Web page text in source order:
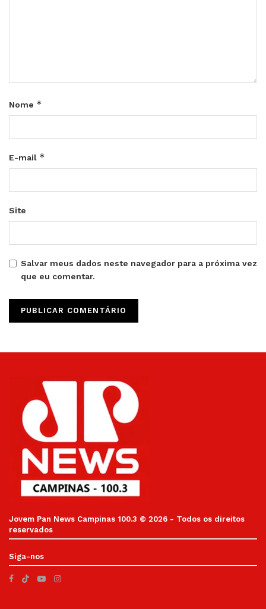
Nome *
E-mail *
Site
Salvar meus dados neste navegador para a próxima vez
que eu comentar.
Jovem Pan News Campinas 100.3 © 2026 - Todos os direitos
reservados
Siga-nos